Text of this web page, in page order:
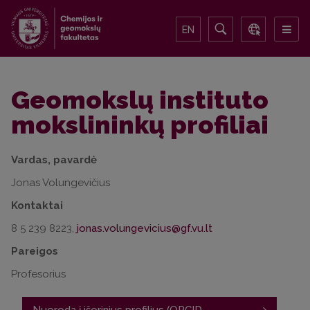
EN
Geomokslų instituto
mokslininkų profiliai
Vardas, pavardė
Jonas Volungevičius
Kontaktai
8 5 239 8223,
Pareigos
Profesorius